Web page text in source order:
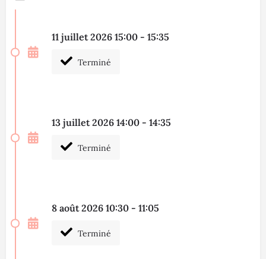
11 juillet 2026 15:00 - 15:35
Terminé
13 juillet 2026 14:00 - 14:35
Terminé
8 août 2026 10:30 - 11:05
Terminé